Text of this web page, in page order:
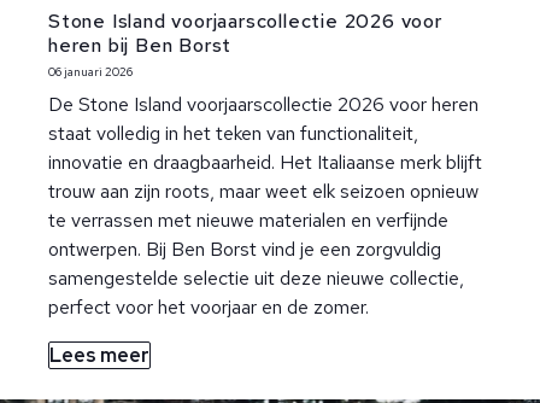
Stone Island voorjaarscollectie 2026 voor
heren bij Ben Borst
06 januari 2026
De Stone Island voorjaarscollectie 2026 voor heren
staat volledig in het teken van functionaliteit,
innovatie en draagbaarheid. Het Italiaanse merk blijft
trouw aan zijn roots, maar weet elk seizoen opnieuw
te verrassen met nieuwe materialen en verfijnde
ontwerpen. Bij Ben Borst vind je een zorgvuldig
samengestelde selectie uit deze nieuwe collectie,
perfect voor het voorjaar en de zomer.
Lees meer